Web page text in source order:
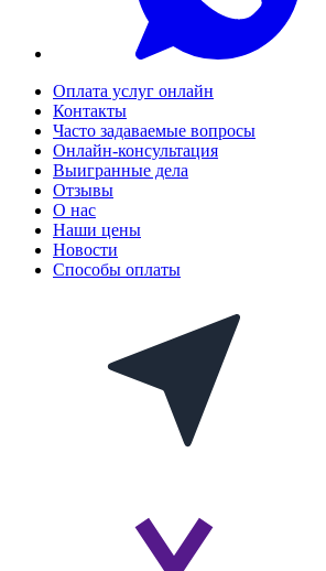
Оплата услуг онлайн
Контакты
Часто задаваемые вопросы
Онлайн-консультация
Выигранные дела
Отзывы
О нас
Наши цены
Новости
Способы оплаты